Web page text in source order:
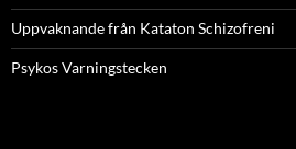
Uppvaknande från Kataton Schizofreni
Psykos Varningstecken